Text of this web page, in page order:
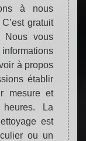
à nous
gratuit
Nous vous
à propos
établir
mesure et
La
est
ou un